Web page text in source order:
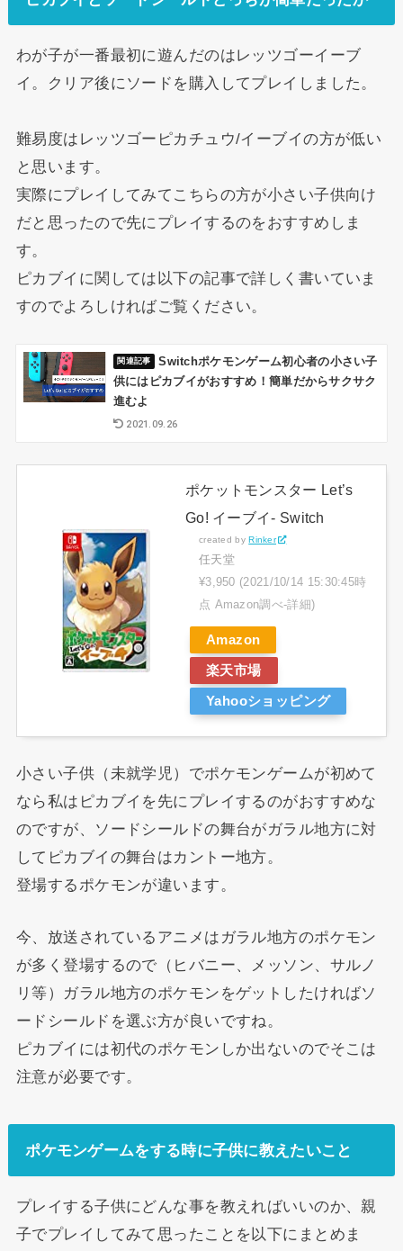
わが子が一番最初に遊んだのはレッツゴーイーブ
イ。クリア後にソードを購入してプレイしました。
難易度はレッツゴーピカチュウ/イーブイの方が低い
と思います。
実際にプレイしてみてこちらの方が小さい子供向け
だと思ったので先にプレイするのをおすすめしま
す。
ピカブイに関しては以下の記事で詳しく書いていま
すのでよろしければご覧ください。
Switchポケモンゲーム初心者の小さい子
供にはピカブイがおすすめ！簡単だからサクサク
進むよ
2021.09.26
ポケットモンスター Let’s
Go! イーブイ- Switch
created byRinker
任天堂
¥3,950 (2021/10/14 15:30:45時
点 Amazon調べ-詳細)
Amazon
楽天市場
Yahooショッピング
小さい子供（未就学児）でポケモンゲームが初めて
なら私はピカブイを先にプレイするのがおすすめな
のですが、ソードシールドの舞台がガラル地方に対
してピカブイの舞台はカントー地方。
登場するポケモンが違います。
今、放送されているアニメはガラル地方のポケモン
が多く登場するので（ヒバニー、メッソン、サルノ
リ等）ガラル地方のポケモンをゲットしたければソ
ードシールドを選ぶ方が良いですね。
ピカブイには初代のポケモンしか出ないのでそこは
注意が必要です。
ポケモンゲームをする時に子供に教えたいこと
プレイする子供にどんな事を教えればいいのか、親
子でプレイしてみて思ったことを以下にまとめま